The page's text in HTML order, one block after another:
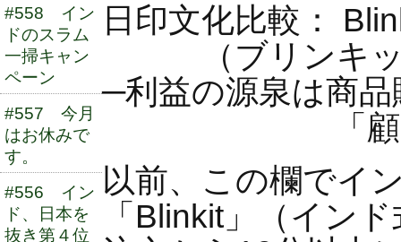
#558 イン
ドのスラム
一掃キャン
ペーン
#557 今月
はお休みで
す。
#556 イン
ド、日本を
抜き第４位
日印文化比較：
（ブリンキッ
─利益の源泉は商
「顧客接
以前、この欄でイ
「Blinkit」（イン